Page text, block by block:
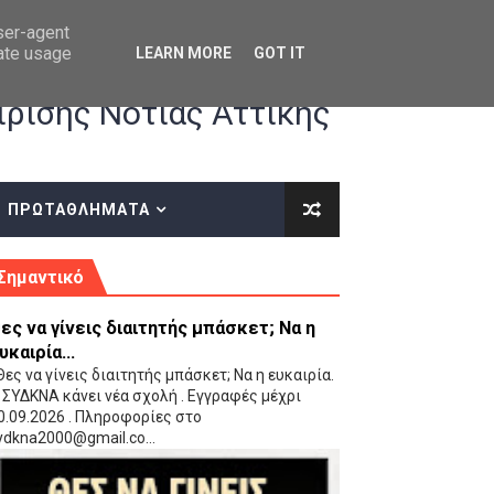
οδηγίες επί του ΚΑΝΟΝΙΣΜΟΥ ΕΓΓΡΑΦΩΝ-ΜΕΤΑΓΡΑΦΩΝ ΤΗΣ
(VIDEO)
Νότιας Αττικής
ΠΡΩΤΑΘΛΗΜΑΤΑ
να γίνεις διαιτητής μπάσκετ; Να η
να γίνεις διαιτητής μπάσκετ; Να η ευκαιρία.
κάνει νέα σχολή . Εγγραφές μέχρι
. Πληροφορίες στο
agent
usage
LEARN MORE GOT IT